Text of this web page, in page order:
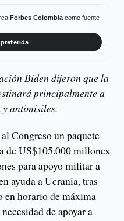
Forbes Colombiacomo fuente
Biden dijeron que la
principalmente a
y antimisiles.
Congreso un paquete
de US$105.000 millones
para apoyo militar a
ayuda a Ucrania, tras
en horario de máxima
de apoyar a